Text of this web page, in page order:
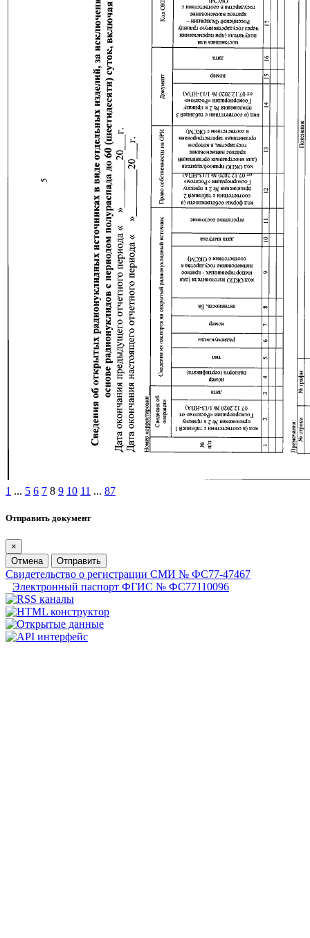
1 ... 5 6 7 8 9 10 11 ... 87
Отправить документ
×
Отмена
Отправить
Свидетельство о регистрации СМИ № ФС77-47467
Электронный паспорт ФГИС № ФС77110096